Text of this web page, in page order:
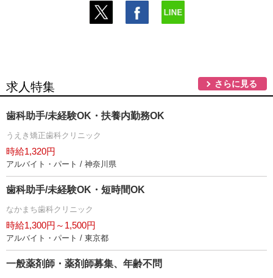
求人特集 さらに見る
歯科助手/未経験OK・扶養内勤務OK
うえき矯正歯科クリニック
時給1,320円
アルバイト・パート / 神奈川県
歯科助手/未経験OK・短時間OK
なかまち歯科クリニック
時給1,300円～1,500円
アルバイト・パート / 東京都
一般薬剤師・薬剤師募集、年齢不問